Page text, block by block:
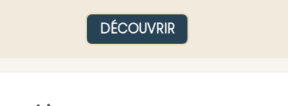
DÉCOUVRIR